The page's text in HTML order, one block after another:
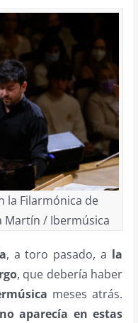
la Filarmónica de
Martín / Ibermúsica
, a toro pasado, a la
, que debería haber
meses atrás.
aparecía en estas